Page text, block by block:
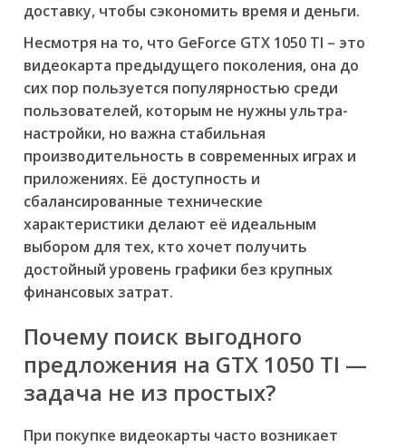
доставку, чтобы сэкономить время и деньги.
Несмотря на то, что GeForce GTX 1050 TI – это
видеокарта предыдущего поколения, она до
сих пор пользуется популярностью среди
пользователей, которым не нужны ультра-
настройки, но важна стабильная
производительность в современных играх и
приложениях. Её доступность и
сбалансированные технические
характеристики делают её идеальным
выбором для тех, кто хочет получить
достойный уровень графики без крупных
финансовых затрат.
Почему поиск выгодного
предложения на GTX 1050 TI —
задача не из простых?
При покупке видеокарты часто возникает